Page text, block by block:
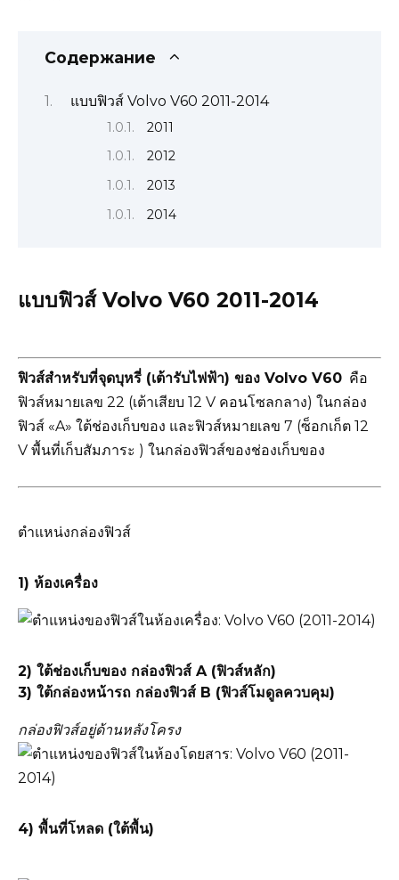
Содержание
แบบฟิวส์ Volvo V60 2011-2014
2011
2012
2013
2014
แบบฟิวส์ Volvo V60 2011-2014
ฟิวส์สำหรับที่จุดบุหรี่ (เต้ารับไฟฟ้า) ของ Volvo V60 คือ
ฟิวส์หมายเลข 22 (เต้าเสียบ 12 V คอนโซลกลาง) ในกล่อง
ฟิวส์ «A» ใต้ช่องเก็บของ และฟิวส์หมายเลข 7 (ซ็อกเก็ต 12
V พื้นที่เก็บสัมภาระ ) ในกล่องฟิวส์ของช่องเก็บของ
ตำแหน่งกล่องฟิวส์
1) ห้องเครื่อง
2) ใต้ช่องเก็บของ กล่องฟิวส์ A (ฟิวส์หลัก)
3) ใต้กล่องหน้ารถ กล่องฟิวส์ B (ฟิวส์โมดูลควบคุม)
กล่องฟิวส์อยู่ด้านหลังโครง
4) พื้นที่โหลด (ใต้พื้น)